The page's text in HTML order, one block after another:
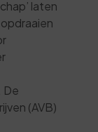
laten
De
(AVB)